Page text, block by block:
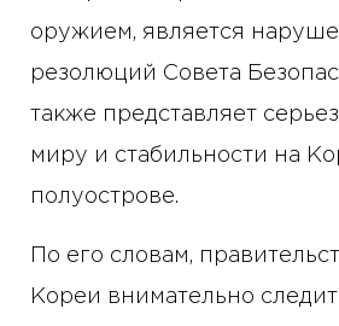
оружием, является
резолюций Совета
также представляет
миру и стабильности на
полуострове.
По его словам,
Кореи внимательно следит